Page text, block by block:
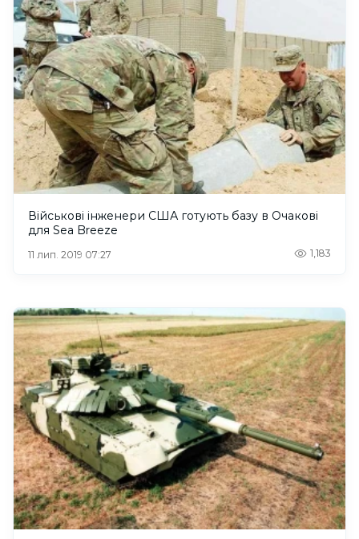
Військові інженери США готують базу в Очакові
для Sea Breeze
11 лип. 2019 07:27 1,183